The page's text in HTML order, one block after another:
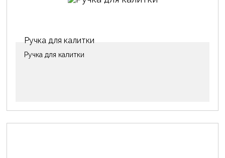
Ручка для калитки
Ручка для калитки